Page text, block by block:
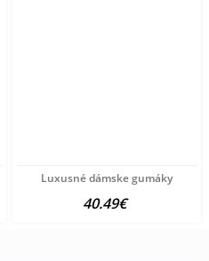
Luxusné dámske gumáky
40.49€